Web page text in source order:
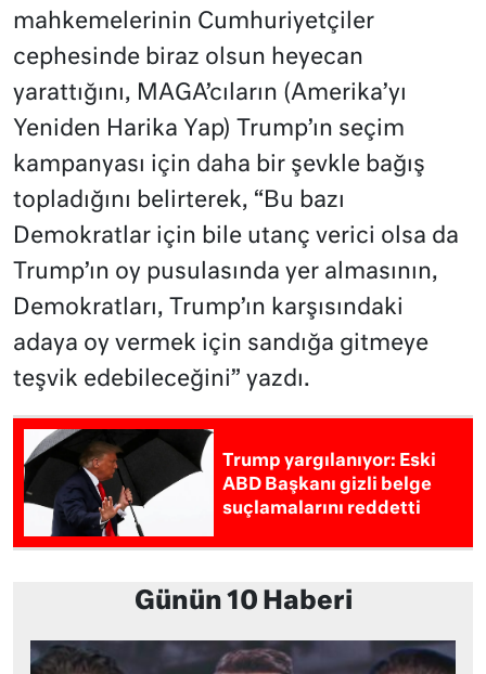
mahkemelerinin Cumhuriyetçiler
cephesinde biraz olsun heyecan
yarattığını, MAGA’cıların (Amerika’yı
Yeniden Harika Yap) Trump’ın seçim
kampanyası için daha bir şevkle bağış
topladığını belirterek, “Bu bazı
Demokratlar için bile utanç verici olsa da
Trump’ın oy pusulasında yer almasının,
Demokratları, Trump’ın karşısındaki
adaya oy vermek için sandığa gitmeye
teşvik edebileceğini” yazdı.
Trump yargılanıyor: Eski
ABD Başkanı gizli belge
suçlamalarını reddetti
Günün 10 Haberi